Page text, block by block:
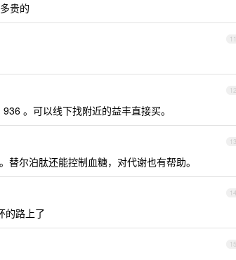
贵的
11
12
。可以线下找附近的益丰直接买。
13
尔泊肽还能控制血糖，对代谢也有帮助。
14
的路上了
15